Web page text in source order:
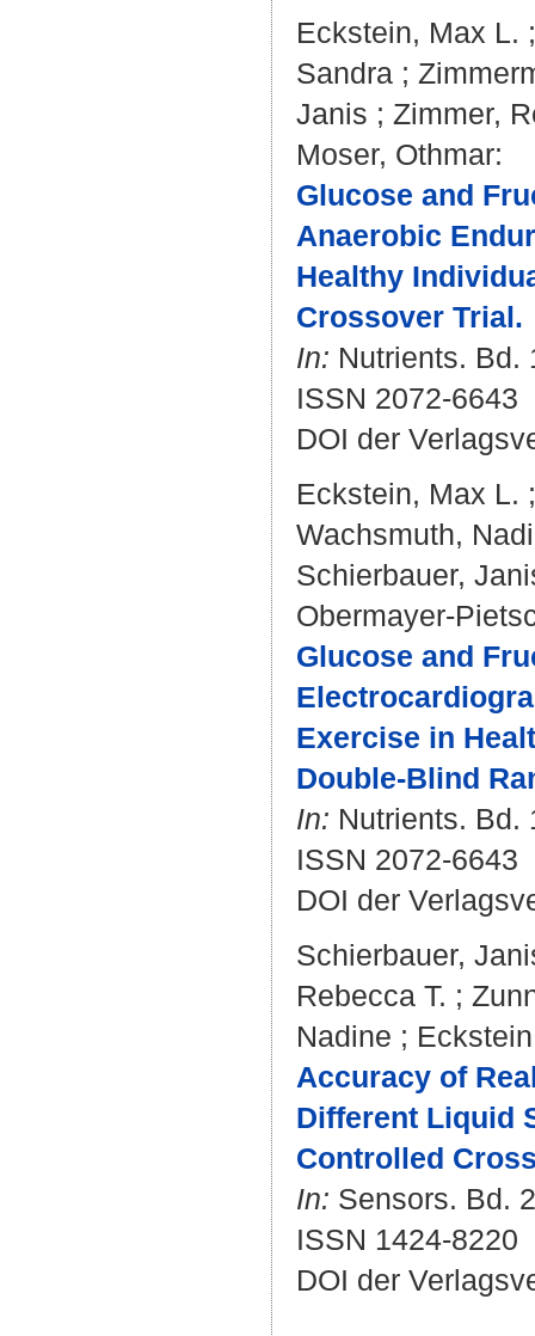
Eckstein, Max L.
Sandra ;
Janis ; Zimmer,
Moser, Othmar:
Glucose and
Anaerobic
Healthy
Crossover Trial.
In: Nutrients. Bd.
ISSN 2072-6643
DOI der
Eckstein, Max L.
Wachsmuth,
Schierbauer,
Obermayer-
Glucose and
Exercise in
Double-Blind
In: Nutrients. Bd.
ISSN 2072-6643
DOI der
Schierbauer,
Rebecca T. ;
Nadine ;
Accuracy of
Different Liquid
Controlled
In: Sensors. Bd.
ISSN 1424-8220
DOI der